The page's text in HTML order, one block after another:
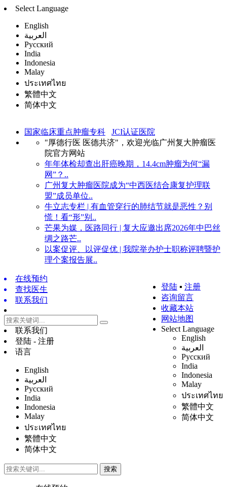
Select Language
English
العربية
Русский
India
Indonesia
Malay
ประเทศไทย
繁體中文
简体中文
国家临床重点肿瘤专科
JCI认证医院
"厚德行医 医德共济"，欢迎光临广州复大肿瘤医
院官方网站
年年体检却查出肝癌晚期，14.4cm肿瘤为何“漏
网”？..
广州复大肿瘤医院成为“中西医结合康复护理联
盟”成员单位..
牛立志专栏 | 有血管穿行的肺结节就是恶性？别
慌！看“形”别..
芒果为媒，医路同行 | 复大应邀出席2026年中巴丝
绸之路芒..
以案促评、以评促优 | 我院举办护士职称评聘暨护
理个案报告展..
登陆 ▪ 注册
咨询留言
收藏本站
网站地图
Select Language
English
العربية
Русский
India
Indonesia
Malay
ประเทศไทย
繁體中文
简体中文
在线预约
查找医生
联系我们
联系我们
登陆 - 注册
语言
English
العربية
Русский
India
Indonesia
Malay
ประเทศไทย
繁體中文
简体中文